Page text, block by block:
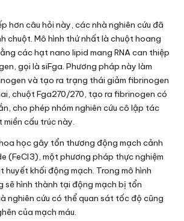
hơn câu hỏi này, các nhà nghiên cứu đã
chuột. Mô hình thứ nhất là chuột hoang
các hạt nano lipid mang RNA can thiệp
gọi là siFga. Phương pháp này làm
và tạo ra trạng thái giảm fibrinogen
chuột Fga270/270, tạo ra fibrinogen có
cho phép nhóm nghiên cứu cô lập tác
cấu trúc này.
học gây tổn thương động mạch cảnh
(FeCl3), một phương pháp thực nghiệm
huyết khối động mạch. Trong mô hình
sẽ hình thành tại động mạch bị tổn
nghiên cứu có thể quan sát tốc độ cũng
của mạch máu.